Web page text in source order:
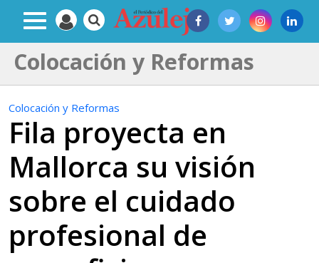
Colocación y Reformas
Colocación y Reformas
Fila proyecta en
Mallorca su visión
sobre el cuidado
profesional de